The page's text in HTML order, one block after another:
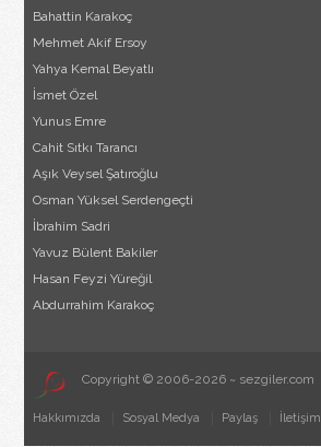
Bahattin Karakoç
Mehmet Akif Ersoy
Yahya Kemal Beyatlı
İsmet Özel
Yunus Emre
Cahit Sıtkı Tarancı
Aşık Veysel Şatıroğlu
Osman Yüksel Serdengeçti
İbrahim Sadri
Yavuz Bülent Bakiler
Hasan Feyzi Yüreğil
Abdurrahim Karakoç
Copyright © 2006-2026 ~ sezgiler.com
Hakkımızda Sosyal Medya Paylaş İletişim